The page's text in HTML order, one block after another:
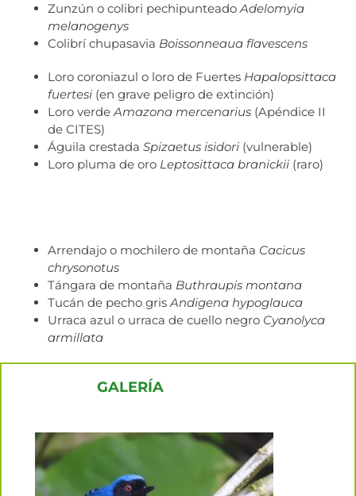
Zunzún o colibri pechipunteadoAdelomyia
melanogenys
Colibrí chupasavia Boissonneaua flavescens
Loro coroniazul o loro de Fuertes Hapalopsittaca
fuertesi (en grave peligro de extinción)
Loro verdeAmazona mercenarius (Apéndice II
de CITES)
Águila crestada Spizaetus isidori (vulnerable)
Loro pluma de oro Leptosittaca branickii (raro)
Arrendajo o mochilero de montaña Cacicus
chrysonotus
Tángara de montaña Buthraupis montana
Tucán de pecho grisAndigena hypoglauca
Urraca azul o urraca de cuello negro Cyanolyca
armillata
GALERÍA